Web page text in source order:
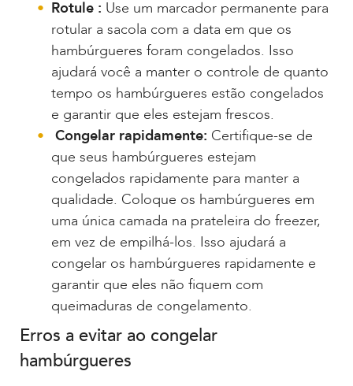
Rotule : Use um marcador permanente para
rotular a sacola com a data em que os
hambúrgueres foram congelados. Isso
ajudará você a manter o controle de quanto
tempo os hambúrgueres estão congelados
e garantir que eles estejam frescos.
Congelar rapidamente: Certifique-se de
que seus hambúrgueres estejam
congelados rapidamente para manter a
qualidade. Coloque os hambúrgueres em
uma única camada na prateleira do freezer,
em vez de empilhá-los. Isso ajudará a
congelar os hambúrgueres rapidamente e
garantir que eles não fiquem com
queimaduras de congelamento.
Erros a evitar ao congelar
hambúrgueres